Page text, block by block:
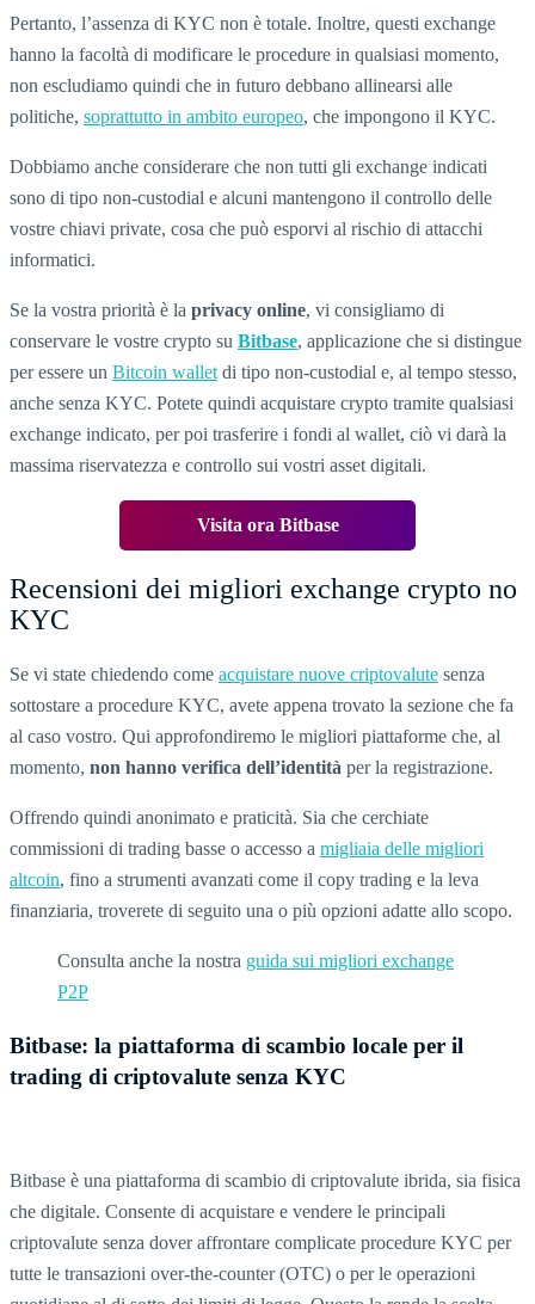
Pertanto, l’assenza di KYC non è totale. Inoltre, questi exchange
hanno la facoltà di modificare le procedure in qualsiasi momento,
non escludiamo quindi che in futuro debbano allinearsi alle
politiche, soprattutto in ambito europeo, che impongono il KYC.
Dobbiamo anche considerare che non tutti gli exchange indicati
sono di tipo non-custodial e alcuni mantengono il controllo delle
vostre chiavi private, cosa che può esporvi al rischio di attacchi
informatici.
Se la vostra priorità è la privacy online, vi consigliamo di
conservare le vostre crypto su Bitbase, applicazione che si distingue
per essere un Bitcoin wallet di tipo non-custodial e, al tempo stesso,
anche senza KYC. Potete quindi acquistare crypto tramite qualsiasi
exchange indicato, per poi trasferire i fondi al wallet, ciò vi darà la
massima riservatezza e controllo sui vostri asset digitali.
Visita ora Bitbase
Recensioni dei migliori exchange crypto no
KYC
Se vi state chiedendo come acquistare nuove criptovalute senza
sottostare a procedure KYC, avete appena trovato la sezione che fa
al caso vostro. Qui approfondiremo le migliori piattaforme che, al
momento, non hanno verifica dell’identità per la registrazione.
Offrendo quindi anonimato e praticità. Sia che cerchiate
commissioni di trading basse o accesso a migliaia delle migliori
altcoin, fino a strumenti avanzati come il copy trading e la leva
finanziaria, troverete di seguito una o più opzioni adatte allo scopo.
Consulta anche la nostra guida sui migliori exchange
P2P
Bitbase: la piattaforma di scambio locale per il
trading di criptovalute senza KYC
Bitbase è una piattaforma di scambio di criptovalute ibrida, sia fisica
che digitale. Consente di acquistare e vendere le principali
criptovalute senza dover affrontare complicate procedure KYC per
tutte le transazioni over-the-counter (OTC) o per le operazioni